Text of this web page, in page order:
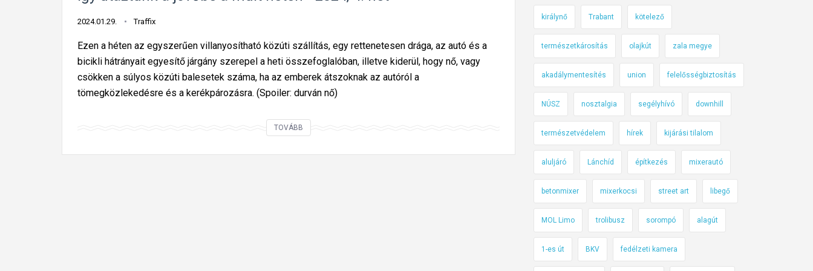
2024.01.29. Traffix
Ezen a héten az egyszerűen villanyosítható közúti szállítás, egy rettenetesen drága, az autó és a
bicikli hátrányait egyesítő járgány szerepel a heti összefoglalóban, illetve kiderül, hogy nő, vagy
csökken a súlyos közúti balesetek száma, ha az emberek átszoknak az autóról a
tömegközlekedésre és a kerékpározásra. (Spoiler: durván nő)
TOVÁBB
y
királynő Trabant kötelező
természetkárosítás olajkút zala megye
akadálymentesítés union felelősségbiztosítás
NÚSZ nosztalgia segélyhívó downhill
természetvédelem hírek kijárási tilalom
aluljáró Lánchíd építkezés mixerautó
betonmixer mixerkocsi street art libegő
MOL Limo trolibusz sorompó alagút
1-es út BKV fedélzeti kamera